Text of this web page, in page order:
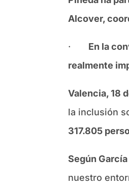
Alcover,
· En la
realmente
Valencia, 18
la inclusión
317.805
Según
nuestro